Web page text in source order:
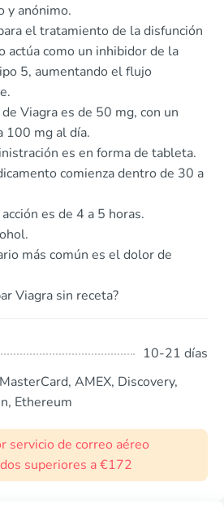
y anónimo.
el tratamiento de la disfunción
actúa como un inhibidor de la
5, aumentando el flujo
Viagra es de 50 mg, con un
100 mg al día.
es en forma de tableta.
comienza dentro de 30 a
es de 4 a 5 horas.
más común es el dolor de
Viagra sin receta?
10-21 días
AMEX, Discovery,
Ethereum
servicio de correo aéreo
superiores a €172